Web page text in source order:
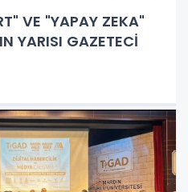
VE "YAPAY ZEKA"
YARISI GAZETECİ